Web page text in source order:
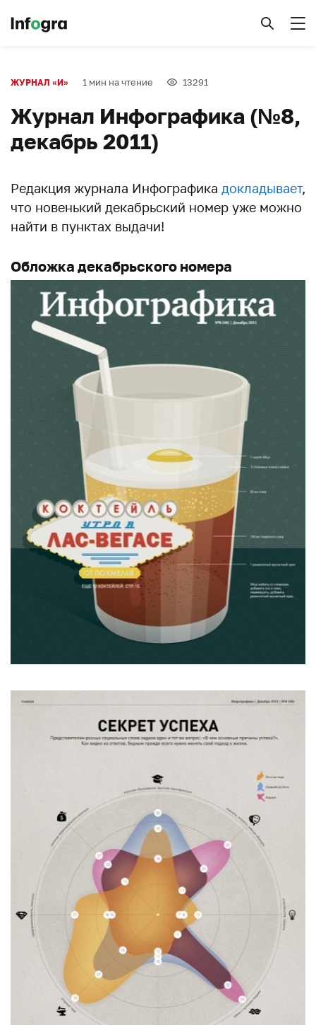
ЖУРНАЛ «И» 1 мин на чтение 13291
Журнал Инфографика (№8,
декабрь 2011)
Редакция журнала Инфографика докладывает,
что новенький декабрьский номер уже можно
найти в пунктах выдачи!
Обложка декабрьского номера